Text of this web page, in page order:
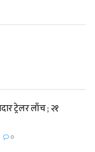
ट्रेलर लाँच ; २१
0